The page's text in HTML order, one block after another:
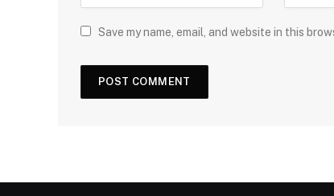
Save my name, email, and website in this